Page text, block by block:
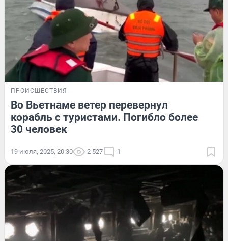
ПРОИСШЕСТВИЯ
Во Вьетнаме ветер перевернул
корабль с туристами. Погибло более
30 человек
19 июля, 2025, 20:30 2 527 1